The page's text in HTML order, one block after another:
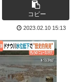
のが売れてるら...
気ランキング...
？2011〜12...
●プしました...
コピー
2023.02.10 15:13